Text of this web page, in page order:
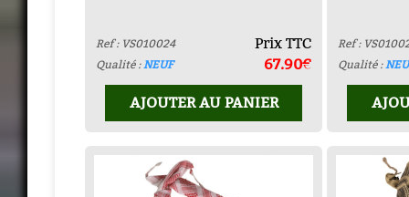
Ref : VS010024 Prix TTC
Qualité :NEUF 67.90€
AJOUTER AU PANIER
Ref :
Qualité :